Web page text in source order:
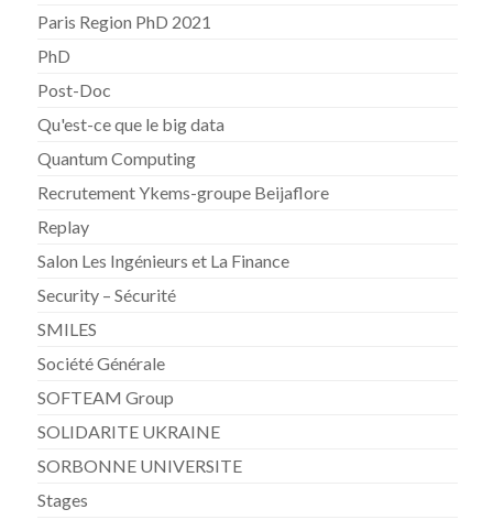
Paris Region PhD 2021
PhD
Post-Doc
Qu'est-ce que le big data
Quantum Computing
Recrutement Ykems-groupe Beijaflore
Replay
Salon Les Ingénieurs et La Finance
Security – Sécurité
SMILES
Société Générale
SOFTEAM Group
SOLIDARITE UKRAINE
SORBONNE UNIVERSITE
Stages